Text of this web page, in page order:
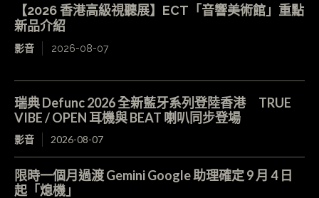
【2026 香港高級視聽展】ECT「音響美術館」重點
新品介紹
影音 2026-08-07
瑞典 Defunc 2026 全新藍牙系列登陸香港 TRUE
VIBE / OPEN 耳機與 BEAT 喇叭同步登場
影音 2026-08-07
限時一個月過渡 Gemini Google 助理確定 9 月 4 日
起「熄機」